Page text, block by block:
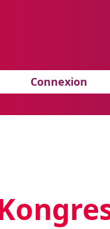
Connexion